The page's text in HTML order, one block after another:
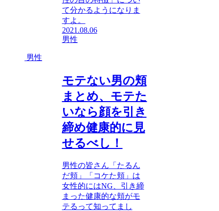
て分かるようになりま
すよ。
2021.08.06
男性
男性
モテない男の頬
まとめ、モテた
いなら顔を引き
締め健康的に見
せるべし！
男性の皆さん「たるん
だ頬」「コケた頬」は
女性的にはNG、引き締
まった健康的な頬がモ
テるって知ってまし